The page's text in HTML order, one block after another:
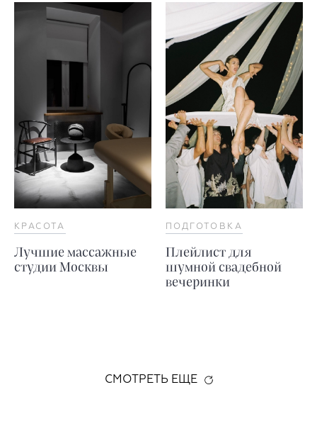
КРАСОТА
Лучшие массажные
студии Москвы
ПОДГОТОВКА
Плейлист для
шумной свадебной
вечеринки
СМОТРЕТЬ ЕЩЕ